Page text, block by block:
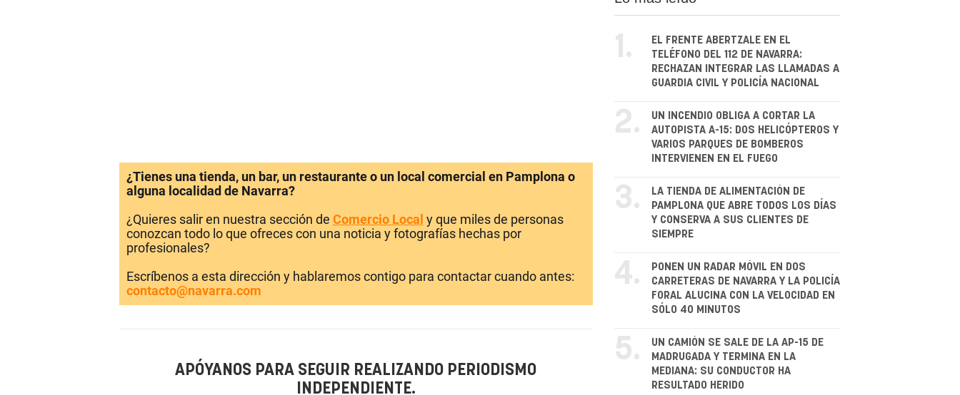
¿Tienes una tienda, un bar, un restaurante o un local comercial en Pamplona o
alguna localidad de Navarra?
¿Quieres salir en nuestra sección de Comercio Local y que miles de personas
conozcan todo lo que ofreces con una noticia y fotografías hechas por
profesionales?
Escríbenos a esta dirección y hablaremos contigo para contactar cuando antes:
contacto@navarra.com
APÓYANOS PARA SEGUIR REALIZANDO PERIODISMO
INDEPENDIENTE.
1.
EL FRENTE ABERTZALE EN EL
TELÉFONO DEL 112 DE NAVARRA:
RECHAZAN INTEGRAR LAS LLAMADAS A
GUARDIA CIVIL Y POLICÍA NACIONAL
2.
UN INCENDIO OBLIGA A CORTAR LA
AUTOPISTA A-15: DOS HELICÓPTEROS Y
VARIOS PARQUES DE BOMBEROS
INTERVIENEN EN EL FUEGO
3.
LA TIENDA DE ALIMENTACIÓN DE
PAMPLONA QUE ABRE TODOS LOS DÍAS
Y CONSERVA A SUS CLIENTES DE
SIEMPRE
4.
PONEN UN RADAR MÓVIL EN DOS
CARRETERAS DE NAVARRA Y LA POLICÍA
FORAL ALUCINA CON LA VELOCIDAD EN
SÓLO 40 MINUTOS
5.
UN CAMIÓN SE SALE DE LA AP-15 DE
MADRUGADA Y TERMINA EN LA
MEDIANA: SU CONDUCTOR HA
RESULTADO HERIDO